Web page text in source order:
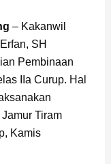
– Kakanwil
SH
Pembinaan
IIa Curup. Hal
Tiram
Kamis